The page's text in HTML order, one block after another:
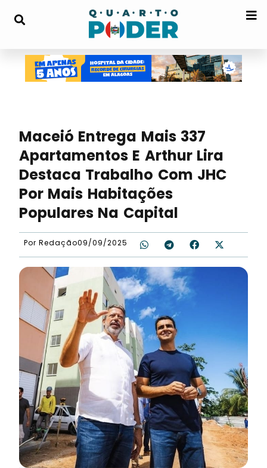
Maceió Entrega Mais 337
Apartamentos E Arthur Lira
Destaca Trabalho Com JHC
Por Mais Habitações
Populares Na Capital
Por Redação09/09/2025